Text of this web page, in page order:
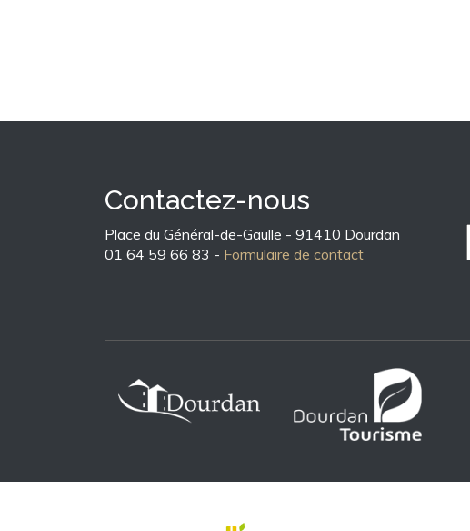
Contactez-nous
Place du Général-de-Gaulle - 91410 Dourdan
01 64 59 66 83 - Formulaire de contact